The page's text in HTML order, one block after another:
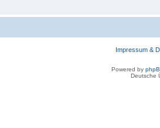
Impressum &
Powered by
Deutsche